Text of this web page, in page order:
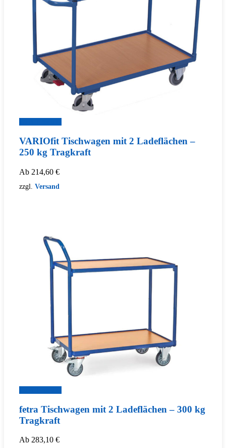
VARIOfit Tischwagen mit 2 Ladeflächen –
250 kg Tragkraft
Ab 214,60 €
zzgl. Versand
fetra Tischwagen mit 2 Ladeflächen – 300 kg
Tragkraft
Ab 283,10 €